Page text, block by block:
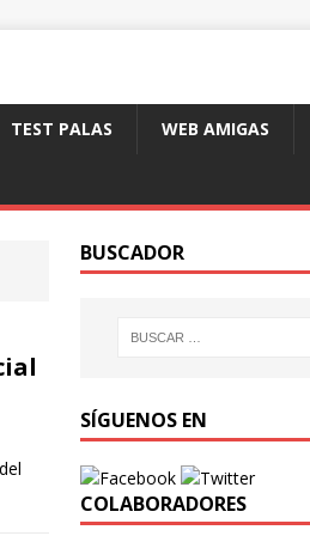
TEST PALAS WEB AMIGAS
BUSCADOR
SÍGUENOS EN
COLABORADORES